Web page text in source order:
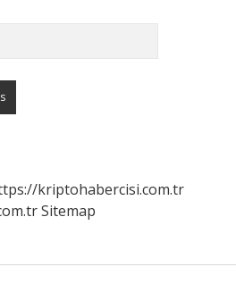
kriptohabercisi.com.tr
Sitemap